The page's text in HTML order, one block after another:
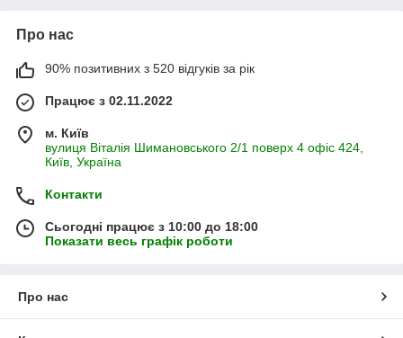
Про нас
90% позитивних з 520 відгуків за рік
Працює з 02.11.2022
м. Київ
вулиця Віталія Шимановського 2/1 поверх 4 офіс 424,
Київ, Україна
Контакти
Сьогодні працює з 10:00 до 18:00
Показати весь графік роботи
Про нас